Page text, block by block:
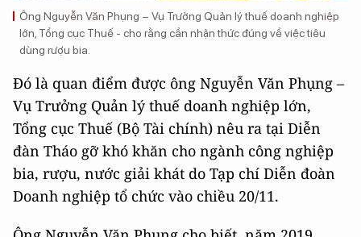
Ông Nguyễn Văn Phụng – Vụ Trưởng Quản lý thuế doanh nghiệp
lớn, Tổng cục Thuế - cho rằng cần nhận thức đúng về việc tiêu
dùng rượu bia.
Đó là quan điểm được ông Nguyễn Văn Phụng –
Vụ Trưởng Quản lý thuế doanh nghiệp lớn,
Tổng cục Thuế (Bộ Tài chính) nêu ra tại Diễn
đàn Tháo gỡ khó khăn cho ngành công nghiệp
bia, rượu, nước giải khát do Tạp chí Diễn đoàn
Doanh nghiệp tổ chức vào chiều 20/11.